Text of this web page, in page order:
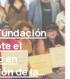
el
en
de la